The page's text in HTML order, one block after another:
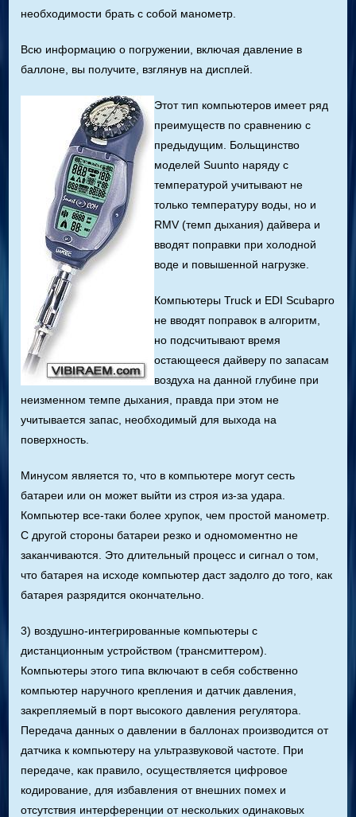
необходимости брать с собой манометр.
Всю информацию о погружении, включая давление в
баллоне, вы получите, взглянув на дисплей.
Этот тип компьютеров имеет ряд
преимуществ по сравнению с
предыдущим. Больщинство
моделей Suunto наряду с
температурой учитывают не
только температуру воды, но и
RMV (темп дыхания) дайвера и
вводят поправки при холодной
воде и повышенной нагрузке.
Компьютеры Truck и EDI Scubapro
не вводят поправок в алгоритм,
но подсчитывают время
остающееся дайверу по запасам
воздуха на данной глубине при
неизменном темпе дыхания, правда при этом не
учитывается запас, необходимый для выхода на
поверхность.
Минусом является то, что в компьютере могут сесть
батареи или он может выйти из строя из-за удара.
Компьютер все-таки более хрупок, чем простой манометр.
С другой стороны батареи резко и одномоментно не
заканчиваются. Это длительный процесс и сигнал о том,
что батарея на исходе компьютер даст задолго до того, как
батарея разрядится окончательно.
3) воздушно-интегрированные компьютеры с
дистанционным устройством (трансмиттером).
Компьютеры этого типа включают в себя собственно
компьютер наручного крепления и датчик давления,
закрепляемый в порт высокого давления регулятора.
Передача данных о давлении в баллонах производится от
датчика к компьютеру на ультразвуковой частоте. При
передаче, как правило, осуществляется цифровое
кодирование, для избавления от внешних помех и
отсутствия интерференции от нескольких одинаковых